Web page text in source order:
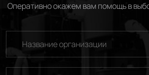
Оперативно окажем вам помощь в